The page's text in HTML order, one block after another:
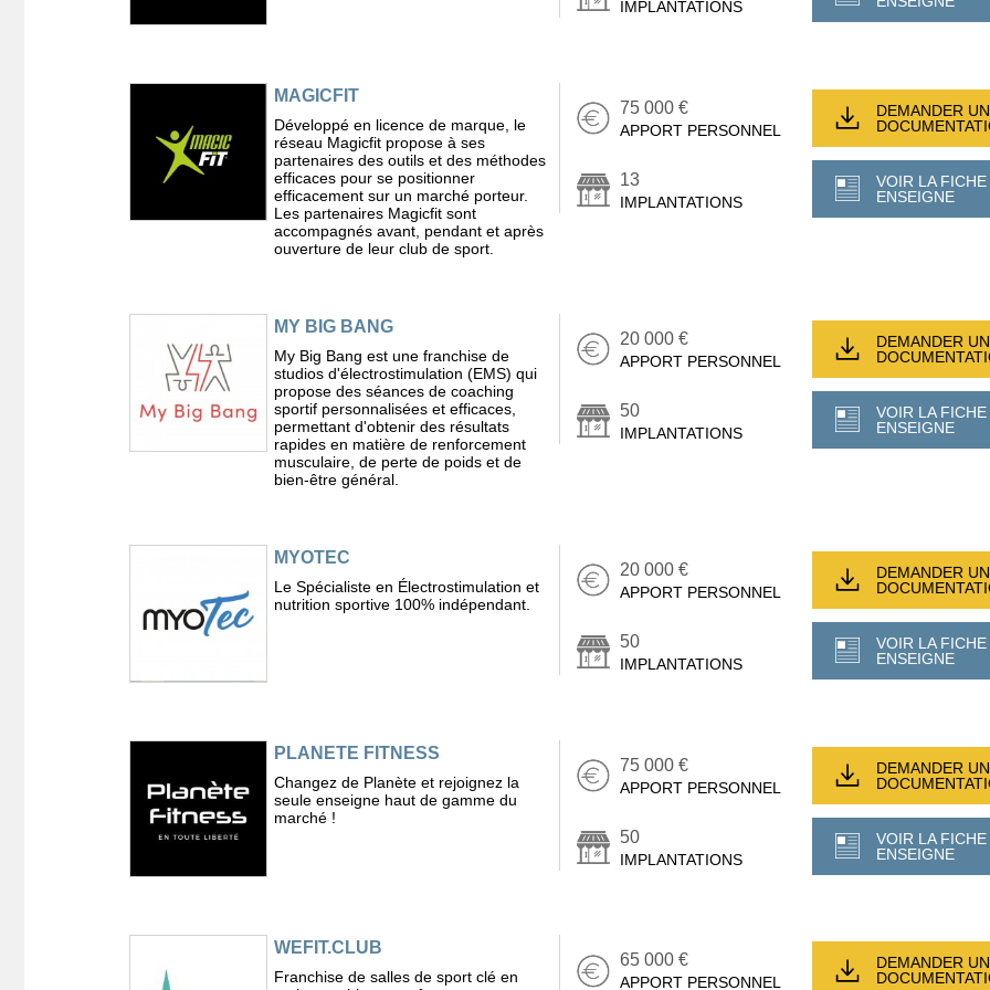
IMPLANTATIONS
MAGICFIT
Développé en licence de marque, le
réseau Magicfit propose à ses
partenaires des outils et des méthodes
efficaces pour se positionner
efficacement sur un marché porteur.
Les partenaires Magicfit sont
accompagnés avant, pendant et après
ouverture de leur club de sport.
75 000 €
APPORT PERSONNEL
13
IMPLANTATIONS
DEMANDER
VOIR LA FICHE
ENSEIGNE
MY BIG BANG
My Big Bang est une franchise de
studios d'électrostimulation (EMS) qui
propose des séances de coaching
sportif personnalisées et efficaces,
permettant d'obtenir des résultats
rapides en matière de renforcement
musculaire, de perte de poids et de
bien-être général.
20 000 €
APPORT PERSONNEL
50
IMPLANTATIONS
DEMANDER
VOIR LA FICHE
ENSEIGNE
MYOTEC
Le Spécialiste en Électrostimulation et
nutrition sportive 100% indépendant.
20 000 €
APPORT PERSONNEL
50
IMPLANTATIONS
DEMANDER
VOIR LA FICHE
ENSEIGNE
PLANETE FITNESS
Changez de Planète et rejoignez la
seule enseigne haut de gamme du
marché !
75 000 €
APPORT PERSONNEL
50
IMPLANTATIONS
DEMANDER
VOIR LA FICHE
ENSEIGNE
WEFIT.CLUB
Franchise de salles de sport clé en
65 000 €
APPORT PERSONNEL
DEMANDER